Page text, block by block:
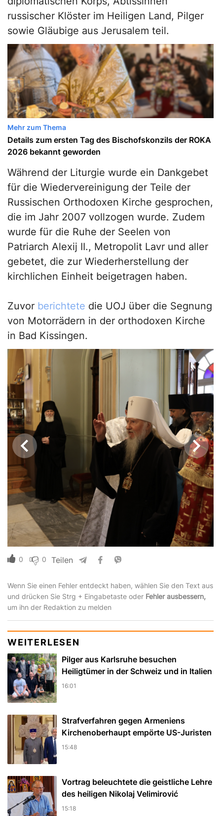
russischer Klöster im Heiligen Land, Pilger
sowie Gläubige aus Jerusalem teil.
Mehr zum Thema
Details zum ersten Tag des Bischofskonzils der ROKA
2026 bekannt geworden
Während der Liturgie wurde ein Dankgebet
für die Wiedervereinigung der Teile der
Russischen Orthodoxen Kirche gesprochen,
die im Jahr 2007 vollzogen wurde. Zudem
wurde für die Ruhe der Seelen von
Patriarch Alexij II., Metropolit Lavr und aller
gebetet, die zur Wiederherstellung der
kirchlichen Einheit beigetragen haben.
Zuvor berichtete die UOJ über die Segnung
von Motorrädern in der orthodoxen Kirche
in Bad Kissingen.
0 0 Teilen
Wenn Sie einen Fehler entdeckt haben, wählen Sie den Text aus
und drücken Sie Strg + Eingabetaste oder Fehler ausbessern,
um ihn der Redaktion zu melden
WEITERLESEN
Pilger aus Karlsruhe besuchen
Heiligtümer in der Schweiz und in Italien
16:01
Strafverfahren gegen Armeniens
Kirchenoberhaupt empörte US-Juristen
15:48
Vortrag beleuchtete die geistliche Lehre
des heiligen Nikolaj Velimirović
15:18